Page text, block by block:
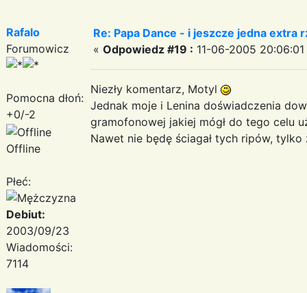
Rafalo
Forumowicz
Pomocna dłoń:
+0/-2
Offline
Płeć:
Debiut:
2003/09/23
Wiadomości:
7114
Re: Papa Dance - i jeszcze jedna extra
« Odpowiedz #19 : 11-06-2005 20:06:01
Niezły komentarz, Motyl
Jednak moje i Lenina doświadczenia
gramofonowej jakiej mógł do tego celu
Nawet nie będę ściagał tych ripów,